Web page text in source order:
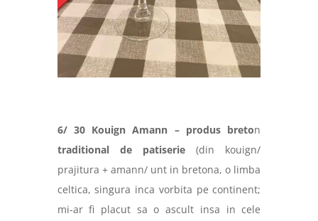
6/ 30 Kouign Amann – produs breton
traditional de patiserie (din kouign/
prajitura + amann/ unt in bretona, o limba
celtica, singura inca vorbita pe continent;
mi-ar fi placut sa o ascult insa in cele